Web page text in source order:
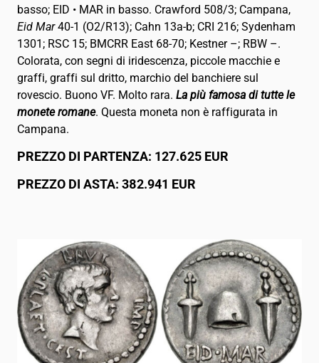
Chinese ZH
basso; EID • MAR in basso. Crawford 508/3; Campana,
Eid Mar40-1 (O2/R13); Cahn 13a-b; CRI 216; Sydenham
1301; RSC 15; BMCRR East 68-70; Kestner –; RBW –.
Colorata, con segni di iridescenza, piccole macchie e
graffi, graffi sul dritto, marchio del banchiere sul
rovescio. Buono VF. Molto rara. La più famosa di tutte le
monete romane. Questa moneta non è raffigurata in
Campana.
PREZZO DI PARTENZA: 127.625 EUR
PREZZO DI ASTA: 382.941 EUR